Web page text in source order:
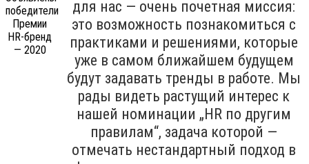
для нас — очень почетная миссия:
это возможность познакомиться с
практиками и решениями, которые
уже в самом ближайшем будущем
будут задавать тренды в работе. Мы
рады видеть растущий интерес к
нашей номинации „HR по другим
правилам“, задача которой —
отмечать нестандартный подход в